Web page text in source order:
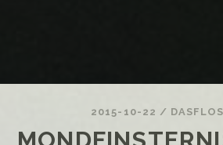
2015-10-22 /